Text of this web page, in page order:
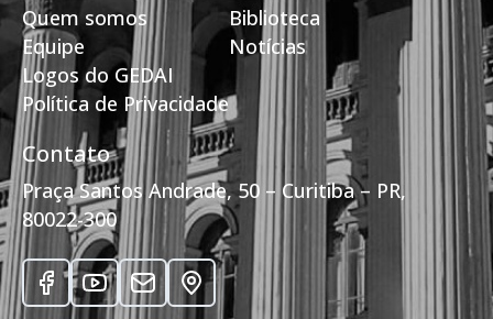
Quem somos
Equipe
Logos do GEDAI
Política de Privacidade
Biblioteca
Notícias
Contato
Praça Santos Andrade, 50 – Curitiba – PR,
80022-300